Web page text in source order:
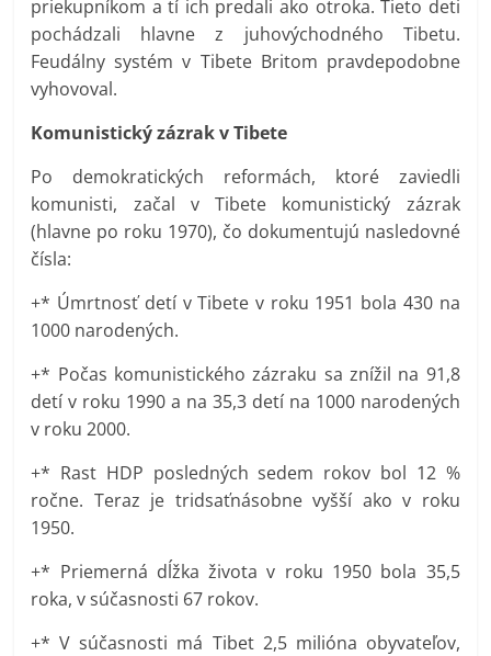
priekupníkom a tí ich predali ako otroka. Tieto deti
pochádzali hlavne z juhovýchodného Tibetu.
Feudálny systém v Tibete Britom pravdepodobne
vyhovoval.
Komunistický zázrak v Tibete
Po demokratických reformách, ktoré zaviedli
komunisti, začal v Tibete komunistický zázrak
(hlavne po roku 1970), čo dokumentujú nasledovné
čísla:
+* Úmrtnosť detí v Tibete v roku 1951 bola 430 na
1000 narodených.
+* Počas komunistického zázraku sa znížil na 91,8
detí v roku 1990 a na 35,3 detí na 1000 narodených
v roku 2000.
+* Rast HDP posledných sedem rokov bol 12 %
ročne. Teraz je tridsaťnásobne vyšší ako v roku
1950.
+* Priemerná dĺžka života v roku 1950 bola 35,5
roka, v súčasnosti 67 rokov.
+* V súčasnosti má Tibet 2,5 milióna obyvateľov,